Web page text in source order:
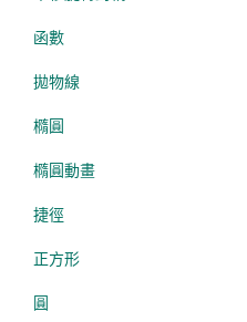
函數
拋物線
橢圓
橢圓動畫
捷徑
正方形
圓